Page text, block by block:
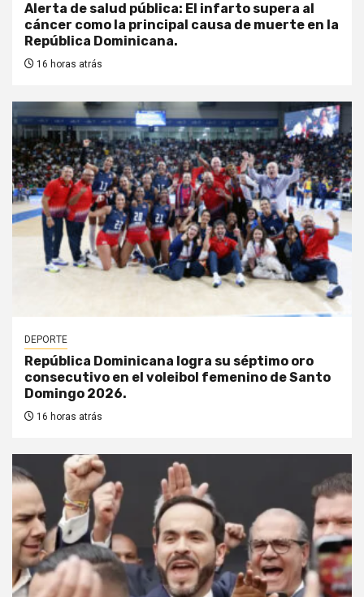
Alerta de salud pública: El infarto supera al
cáncer como la principal causa de muerte en la
República Dominicana.
16 horas atrás
DEPORTE
República Dominicana logra su séptimo oro
consecutivo en el voleibol femenino de Santo
Domingo 2026.
16 horas atrás